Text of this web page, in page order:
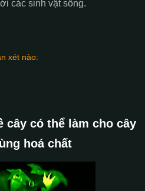
các sinh vật sống.
xét nào:
cây có thể làm cho cây
hoá chất